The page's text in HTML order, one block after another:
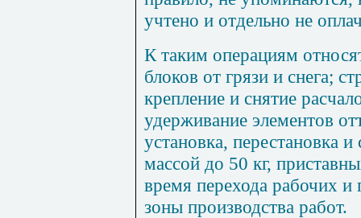
учтено и отдельно не оп
К таким операциям
блоков от грязи и снега;
крепление и снятие расча
удерживание элементов
установка, перестановка и
массой до 50 кг, п
время перехода рабочих и
зоны производства работ.